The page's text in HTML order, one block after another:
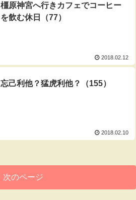
橿原神宮へ行きカフェでコーヒー
を飲む休日（77）
2018.02.12
忘己利他？猛虎利他？（155）
2018.02.10
次のページ